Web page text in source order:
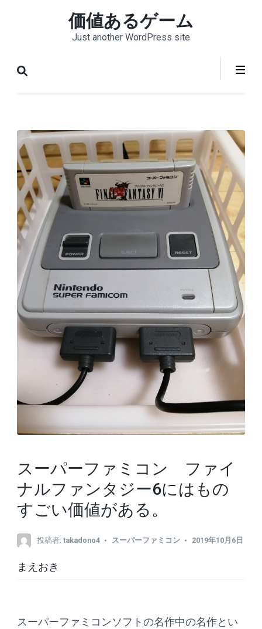
(Enter
価値あるゲーム
Just another WordPress site
スーパーファミコン ファイ
ナルファンタジー6にはもの
すごい価値がある。
投稿者: takadono4 スーパーファミコン 2019年10月6日
まえおき
スーパーファミコンソフトの名作中の名作とい